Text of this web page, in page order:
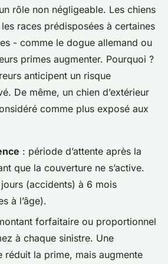
rôle non négligeable. Les chiens
races prédisposées à certaines
- comme le dogue allemand ou
primes augmenter. Pourquoi ?
anticipent un risque
De même, un chien d’extérieur
comme plus exposé aux
: période d’attente après la
que la couverture ne s’active.
(accidents) à 6 mois
à l’âge).
forfaitaire ou proportionnel
à chaque sinistre. Une
réduit la prime, mais augmente